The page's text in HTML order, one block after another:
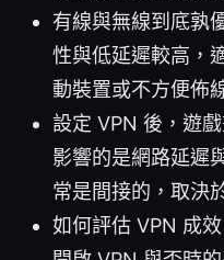
有線與無線到底孰
性與低延遲較高，
動裝置或不方便佈
設定 VPN 後，遊
影響的是網路延遲
常是間接的，取決
如何評估 VPN 成